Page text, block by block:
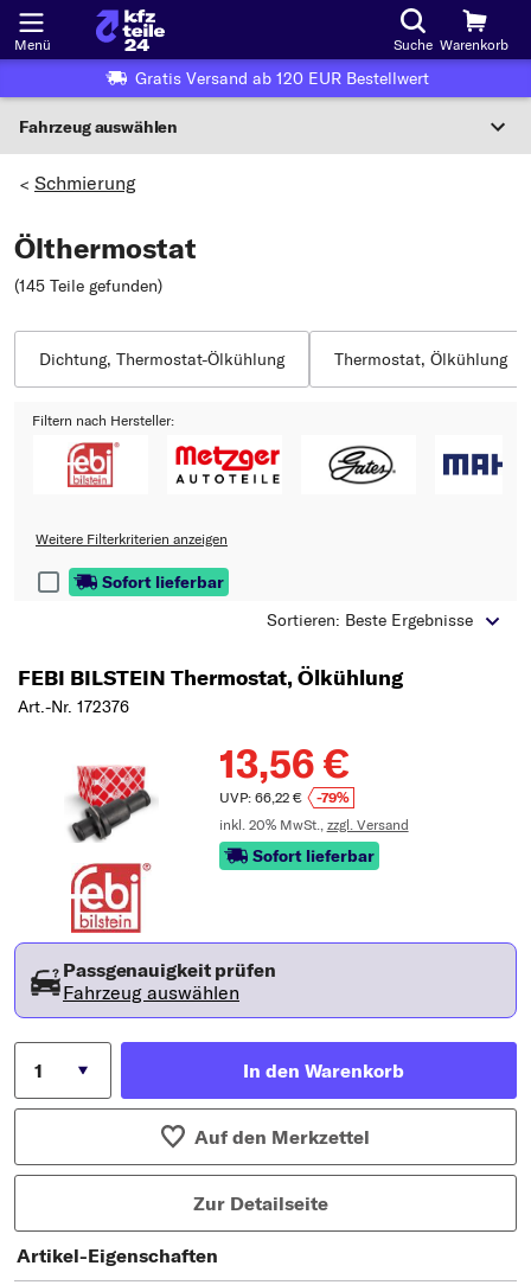
Menü Suche Warenkorb
Gratis Versand ab 120 EUR Bestellwert
Fahrzeug auswählen
Wo finde ich die?
Oder Fahrzeugauswahl nach Kriterien:
Hersteller wählen
Modell wählen
Typ wählen
> Schmierung
Ölthermostat
(145 Teile gefunden)
Dichtung, Thermostat-Ölkühlung Thermostat, Ölkühlung
Filtern nach Hersteller:
Weitere Filterkriterien anzeigen
Sofort lieferbar
Sortieren: Beste Ergebnisse
FEBI BILSTEIN Thermostat, Ölkühlung
Art.-Nr. 172376
13,56 €
UVP: 66,22 €
-79%
inkl. 20% MwSt., zzgl. Versand
Sofort lieferbar
Passgenauigkeit prüfen
Fahrzeug auswählen
In den Warenkorb
Auf den Merkzettel
Zur Detailseite
Artikel-Eigenschaften